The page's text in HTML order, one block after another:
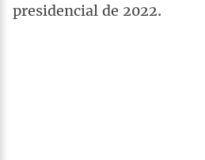
presidencial de 2022.